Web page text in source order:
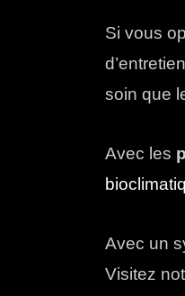
Si vous
soin que
Avec les
Avec un
Visitez